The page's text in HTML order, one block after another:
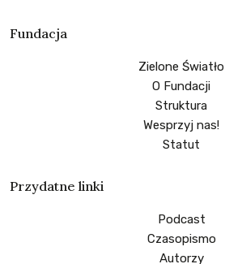
Fundacja
Zielone Światło
O Fundacji
Struktura
Wesprzyj nas!
Statut
Przydatne linki
Podcast
Czasopismo
Autorzy